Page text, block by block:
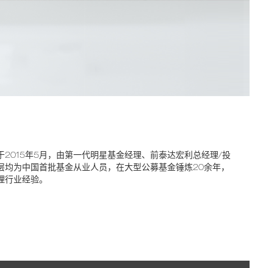
2015年5月，由第一代明星基金经理、前泰达宏利总经理/投
为中国首批基金从业人员，在大型公募基金锤炼20余年，
业经验。